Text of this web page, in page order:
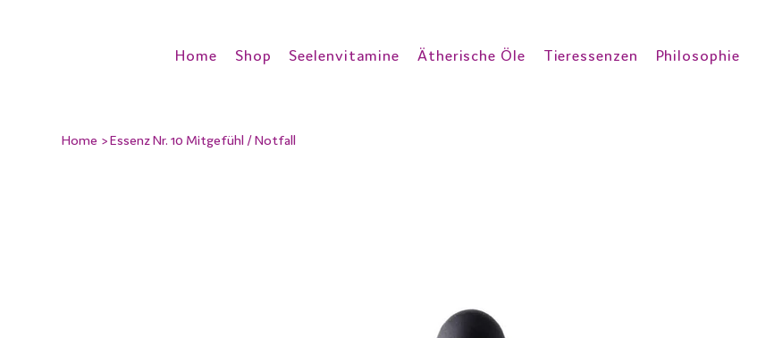
Home Shop Seelenvitamine Ätherische Öle Tieressenzen Philosophie
Home >Essenz Nr. 10 Mitgefühl / Notfall